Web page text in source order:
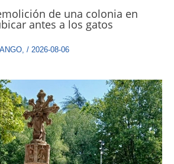
de una colonia en
antes a los gatos
/ 2026-08-06